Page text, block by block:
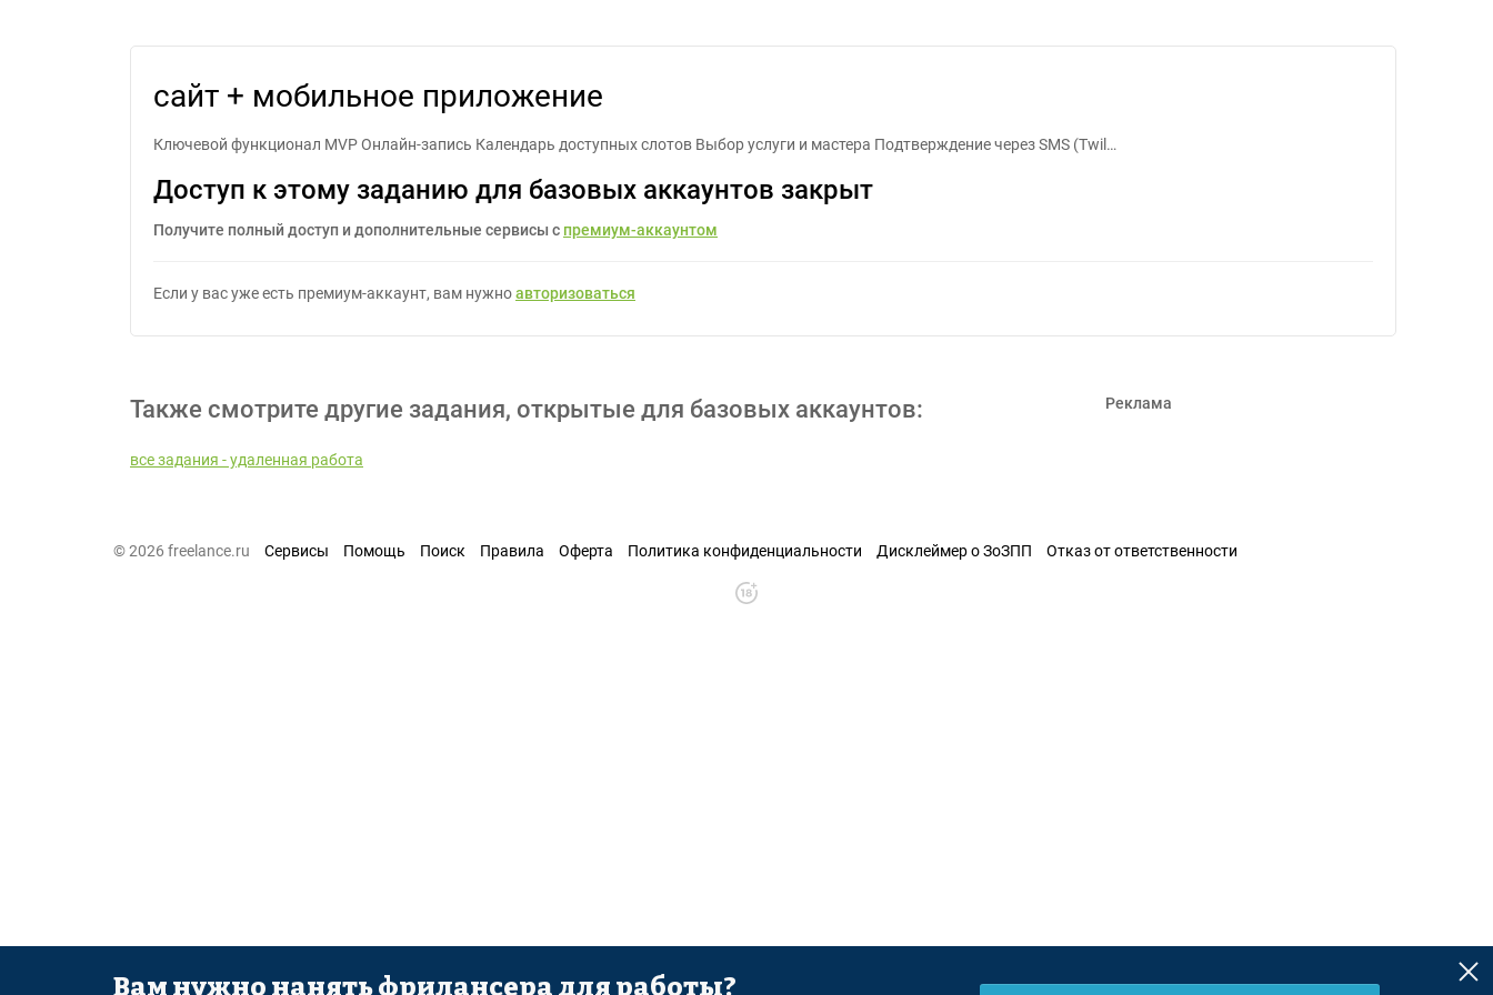
сайт + мобильное приложение
Ключевой функционал MVP Онлайн-запись Календарь доступных слотов Выбор услуги и мастера Подтверждение через SMS (Twil…
Доступ к этому заданию для базовых аккаунтов закрыт
Получите полный доступ и дополнительные сервисы с премиум-аккаунтом
Если у вас уже есть премиум-аккаунт, вам нужноавторизоваться
Также смотрите другие задания, открытые для базовых аккаунтов:
все задания - удаленная работа
Реклама
© 2026 freelance.ru Сервисы Помощь Поиск Правила Оферта Политика конфиденциальности Дисклеймер о ЗоЗПП Отказ от ответственности
Вам нужно нанять фрилансера для работы?